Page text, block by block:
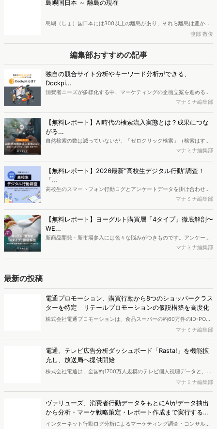
ーの活用や制度改革によって、利己的から利他的な社会への移行を可
題解決の関係について、広告・マーケティング業界に40年近く従事
し、現在は株式会社創造開発研究所所長、一般社団法人マーケティン
グ共創協会理事・研究フェローを務めている渡部数俊氏が解説しま
島嶼国日本 ～ 離島の現在
島嶼（しょ）国日本には300以上の離島があり、それら離島は豊かな
自然や独自文化を育み、広大なEEZや海洋資源の確保にも重要な役割
を果たしています。しかし離島では人口減少と高齢化が急速に進み、
深刻な課題が発生しています。また国境管理や海の安全維持への影響
も無視できません。現在の離島では何が起こっているのか、広告・マ
ーケティング業界に40年近く従事し、現在は株式会社創造開発研究所
所長、一般社団法人マーケティング共創協会理事・研究フェローを務
めている渡部数俊氏が解説します。
渡部 数俊
編集部おすすめの記事
独自の競合サイト分析やキーワード分析ができる、
Dockpi...
消費者ニーズが多様化する中、マーケティングの企画立案を進める上
で、競合分析や消費者分析の重要性がより高まっています。Web行動
データを活用し、Web上の消費者行動を起点とした競合サイト分析や
消費者分析が可能です。今回はDockpitならではの利便性の高い機能
や活用方法を解説します。
マナミナ編集部
【無料レポート】AI時代の検索流入実態とは？成果につな
がる...
自然検索の数は減っていないが、「ゼロクリック検索」（検索はする
がページには流入しない）の割合が増加しているのが、AI時代の検索
か、また、要因を理解した上で、成果に確実につながるコンテンツを
制作するにはどうするべきなのでしょうか。本レポートはこのような
疑問をお抱えのSEO・Webマーケティングご担当者様におすすめの内
容となっています。※本レポートは記事のフォームから無料でダウン
マナミナ編集部
【無料レポート】2026最新"高校生デジタル行動"調査！
「...
高校生のスマートフォン行動ログとアンケートデータを掛け合わせ、
最新の若年層（高校生）におけるデジタル行動実態やSNSの利用傾向
ち、スマートフォンを取り巻く環境が成熟するなか、新興SNSの台頭
により高校生のデジタルライフスタイルは新たな変化を見せていま
す。※資料は記事内の入力フォームより、ダウンロードいただけま
マナミナ編集部
【無料レポート】ヨーグルト購買層「4タイプ」徹底解剖〜
WE...
新商品開発・新市場参入には色々な悩みがつきものです。アンケート
調査を実施しても、購買実態が不透明、新商品の受容性も判断しきれ
ポートとなっています。※本レポートは記事のフォームから無料でダ
ウンロードできます。
マナミナ編集部
最新の投稿
電通プロモーション、購買行動から8つのショッパークラス
ターを特定 リテールプロモーションの仮説構築を高度化
株式会社電通プロモーションは、食品スーパーの約60万件のID-POS
データと生活者の定性データをAIで分析し、購買行動の特徴に基づい
た8つのショッパークラスターを特定しました。これにより購買時点
における生活者の意識や行動背景の把握が可能となり、リテールプロ
モーションにおけるプランニングの高速化と高精度化を実現できると
いいます。
マナミナ編集部
電通、テレビ広告分析ダッシュボード「Rasta!」を機能拡
充し、放送局へ提供開始
株式会社電通は、全国約1700万人規模のテレビ個人視聴データと、独
自の大規模生活者意識調査データを掛け合わせて、テレビ広告のデー
タ集計や広告効果の分析ができるダッシュボード「Rasta!
（Resourceful Analysis System of TV Audience：ラスタ）」の機能
を拡充し、放送局への提供を開始したことを発表しました。
マナミナ編集部
ヴァリューズ、消費者行動データをもとにAIがデータ抽出
から分析・マーケ戦略策定・レポート作成まで実行する
「Dockpit AIエージェント」を提供開始
インターネット行動ログ分析によるマーケティング調査・コンサルテ